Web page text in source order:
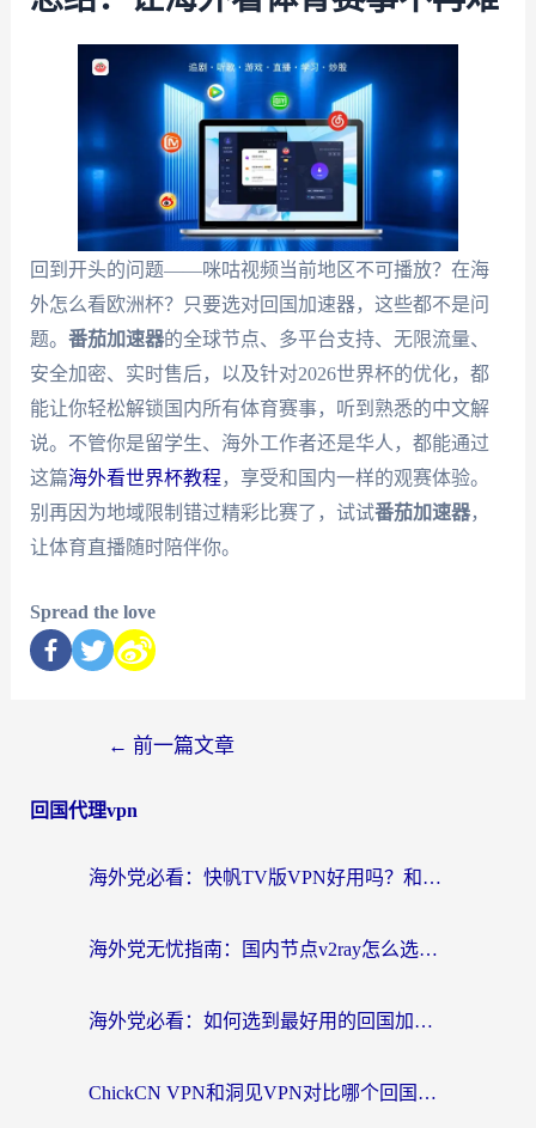
回到开头的问题——咪咕视频当前地区不可播放？在海
外怎么看欧洲杯？只要选对回国加速器，这些都不是问
题。 番茄加速器的全球节点、多平台支持、无限流量、
安全加密、实时售后，以及针对2026世界杯的优化，都
能让你轻松解锁国内所有体育赛事，听到熟悉的中文解
说。不管你是留学生、海外工作者还是华人，都能通过
这篇海外看世界杯教程 ，享受和国内一样的观赛体验。
别再因为地域限制错过精彩比赛了，试试番茄加速器，
让体育直播随时陪伴你。
Spread the love
← 前一篇文章
回国代理vpn
海外党必看：快帆TV版VPN好用吗？和快游VPN对比哪个回国效果更好？附实用避坑指南
海外党无忧指南：国内节点v2ray怎么选？一键回国VPN+多场景实测帮你避坑
海外党必看：如何选到最好用的回国加速器？从节点到售后的全维度指南
ChickCN VPN和洞见VPN对比哪个回国效果更好？海外党亲测3款加速器+避坑指南